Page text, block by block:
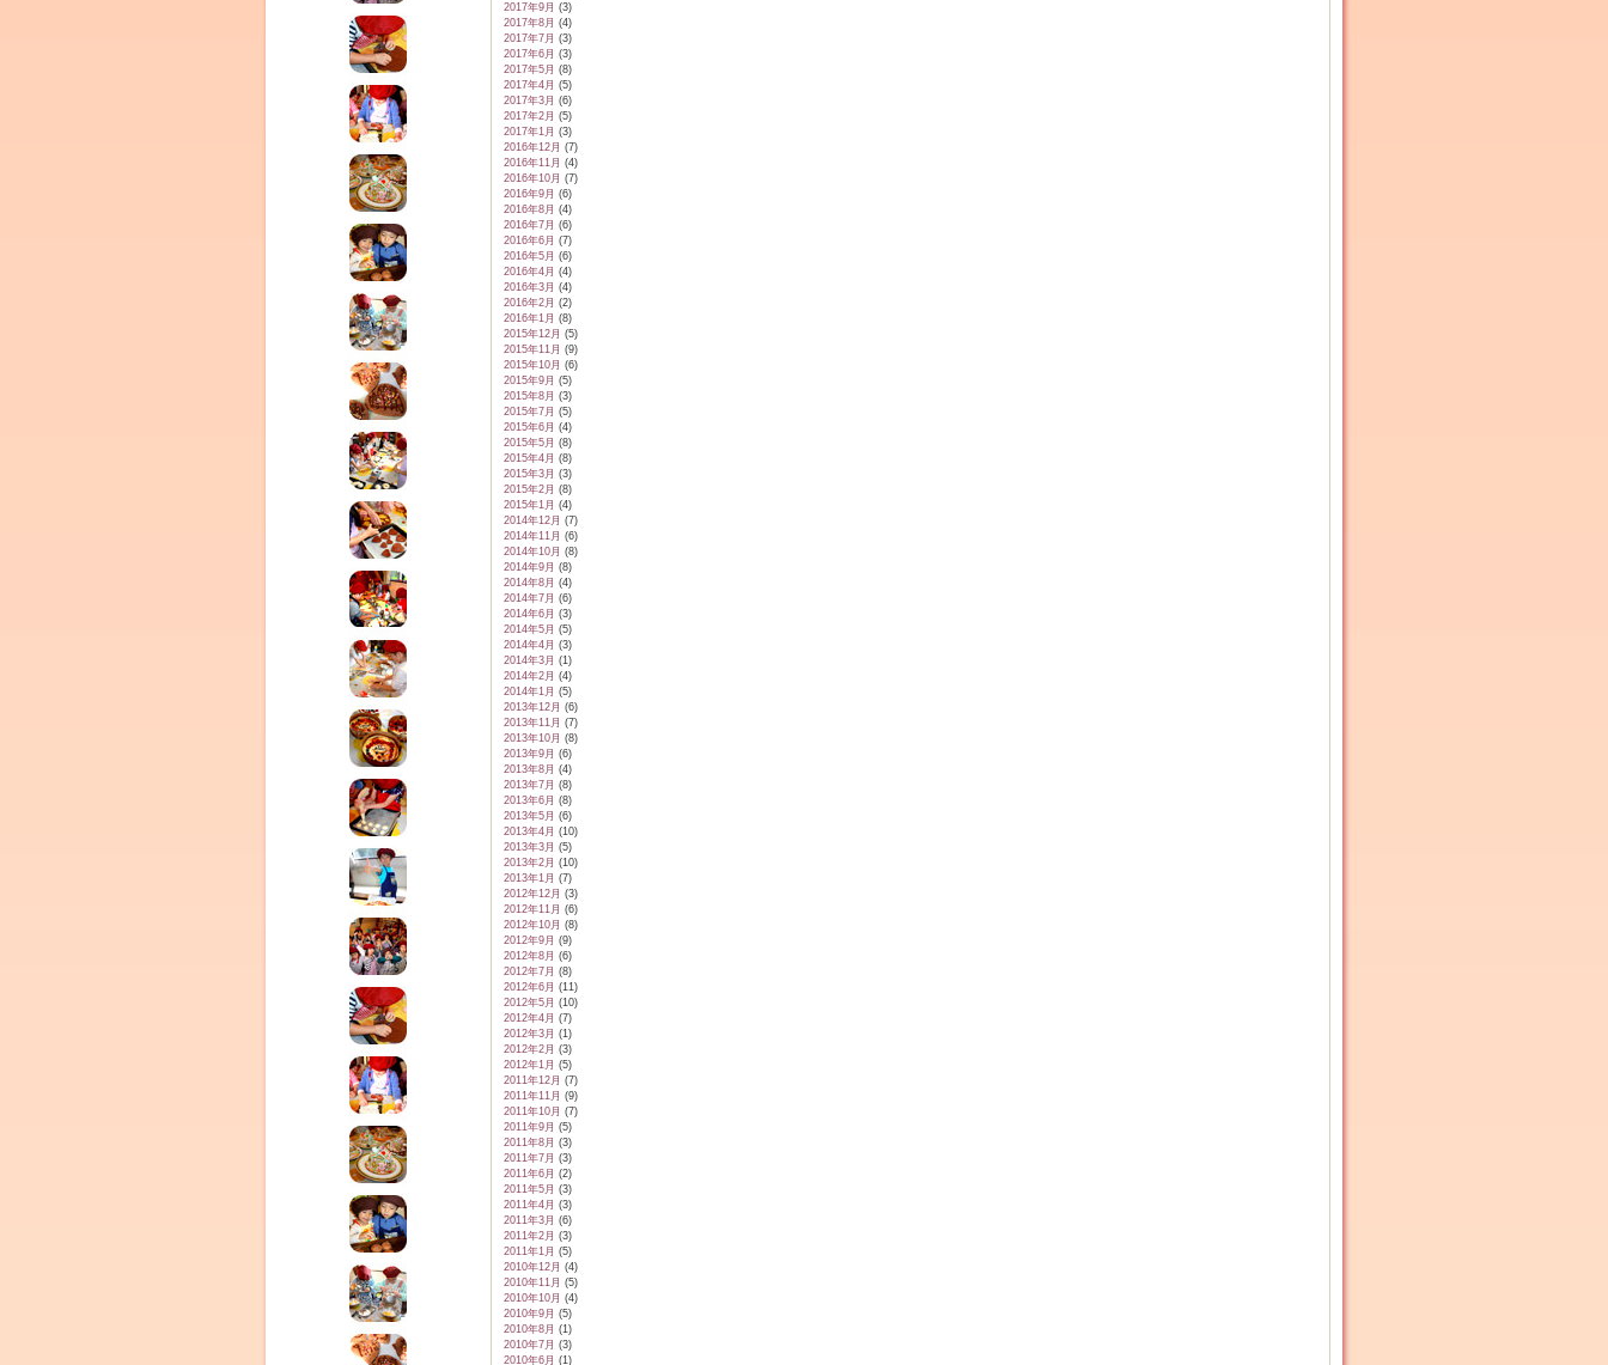
2017年9月 (3)
2017年8月 (4)
2017年7月 (3)
2017年6月 (3)
2017年5月 (8)
2017年4月 (5)
2017年3月 (6)
2017年2月 (5)
2017年1月 (3)
2016年12月 (7)
2016年11月 (4)
2016年10月 (7)
2016年9月 (6)
2016年8月 (4)
2016年7月 (6)
2016年6月 (7)
2016年5月 (6)
2016年4月 (4)
2016年3月 (4)
2016年2月 (2)
2016年1月 (8)
2015年12月 (5)
2015年11月 (9)
2015年10月 (6)
2015年9月 (5)
2015年8月 (3)
2015年7月 (5)
2015年6月 (4)
2015年5月 (8)
2015年4月 (8)
2015年3月 (3)
2015年2月 (8)
2015年1月 (4)
2014年12月 (7)
2014年11月 (6)
2014年10月 (8)
2014年9月 (8)
2014年8月 (4)
2014年7月 (6)
2014年6月 (3)
2014年5月 (5)
2014年4月 (3)
2014年3月 (1)
2014年2月 (4)
2014年1月 (5)
2013年12月 (6)
2013年11月 (7)
2013年10月 (8)
2013年9月 (6)
2013年8月 (4)
2013年7月 (8)
2013年6月 (8)
2013年5月 (6)
2013年4月 (10)
2013年3月 (5)
2013年2月 (10)
2013年1月 (7)
2012年12月 (3)
2012年11月 (6)
2012年10月 (8)
2012年9月 (9)
2012年8月 (6)
2012年7月 (8)
2012年6月 (11)
2012年5月 (10)
2012年4月 (7)
2012年3月 (1)
2012年2月 (3)
2012年1月 (5)
2011年12月 (7)
2011年11月 (9)
2011年10月 (7)
2011年9月 (5)
2011年8月 (3)
2011年7月 (3)
2011年6月 (2)
2011年5月 (3)
2011年4月 (3)
2011年3月 (6)
2011年2月 (3)
2011年1月 (5)
2010年12月 (4)
2010年11月 (5)
2010年10月 (4)
2010年9月 (5)
2010年8月 (1)
2010年7月 (3)
2010年6月 (1)